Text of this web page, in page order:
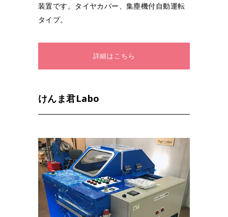
装置です。タイヤカバー、集塵機付自動運転
タイプ。
詳細はこちら
けんま君Labo